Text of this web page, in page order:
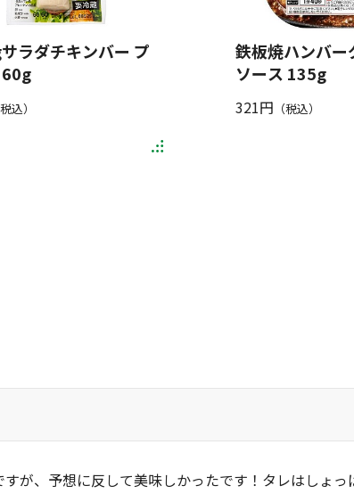
ラダチキンバー プ
込）
鉄板焼ハンバー
ソース 135g
321円 （税込）
が、予想に反して美味しかったです！タレはしょ